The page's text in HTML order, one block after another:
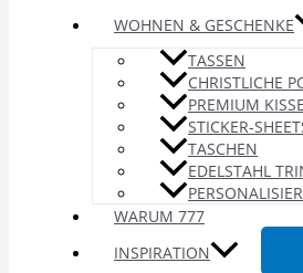
WOHNEN & GESCHENKE
TASSEN
CHRISTLICHE
PREMIUM
STICKER-
TASCHEN
EDELSTAHL
WARUM 777
INSPIRATION